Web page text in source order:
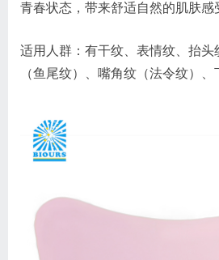
青春状态，带来舒适自然的肌肤感
适用人群：有干纹、表情纹、抬头
（鱼尾纹）、嘴角纹（法令纹）、